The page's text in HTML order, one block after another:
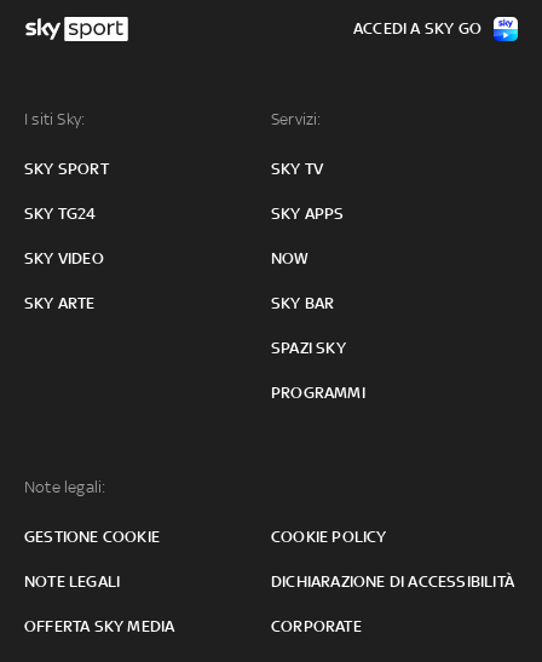
I siti Sky:
SKY SPORT
SKY TG24
SKY VIDEO
SKY ARTE
Servizi:
SKY TV
SKY APPS
NOW
SKY BAR
SPAZI SKY
PROGRAMMI
Note legali:
GESTIONE COOKIE COOKIE POLICY
NOTE LEGALI DICHIARAZIONE DI ACCESSIBILITÀ
OFFERTA SKY MEDIA CORPORATE
ACCEDI A SKY GO